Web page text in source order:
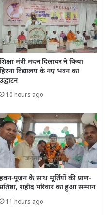
शिक्षा मंत्री मदन दिलावर ने किया
हिरना विद्यालय के नए भवन का
उद्घाटन
10 hours ago
हवन-पूजन के साथ मूर्तियों की प्राण-
प्रतिष्ठा, शहीद परिवार का हुआ सम्मान
11 hours ago